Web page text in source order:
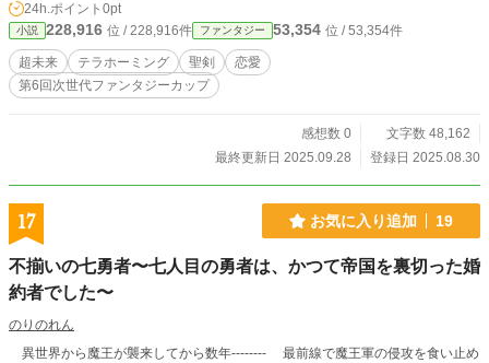
24h.ポイント 0pt
小説 228,916 位 / 228,916件 ファンタジー 53,354 位 / 53,354件
超未来 テラホーミング 聖剣
恋愛
第6回次世代ファンタジーカップ
感想数 0
文字数 48,162
最終更新日 2025.09.28
登録日 2025.08.30
17 お気に入り追加 19
不揃いの七勇者〜七人目の勇者は、かつて帝国を裏切った婚
約者でした〜
のりのれん
異世界から魔王が襲来してから数年-------- 最前線で魔王軍の侵攻を食い止め